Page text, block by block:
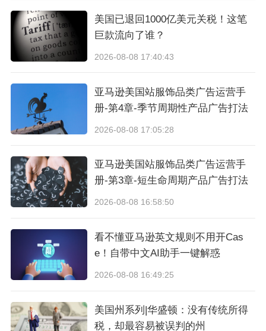
实践融入全球运营网络，持续搭建中国、东南亚
及美洲间的B2B2C 和跨境业务网络，
的高效流动。
美国已退回1000亿美元关税！这笔
巨款流向了谁？
2026-08-08 17:40:43
亚马逊美国站服饰品类广告运营手
册-第4章-季节周期性产品广告打法
2026-08-08 17:05:28
亚马逊美国站服饰品类广告运营手
册-第3章-短生命周期产品广告打法
2026-08-08 16:58:50
看不懂亚马逊英文规则不用开Cas
e！自带中文AI助手一键解惑
2026-08-08 16:49:25
美国州系列|华盛顿：没有传统所得
税，却最容易被误判的州